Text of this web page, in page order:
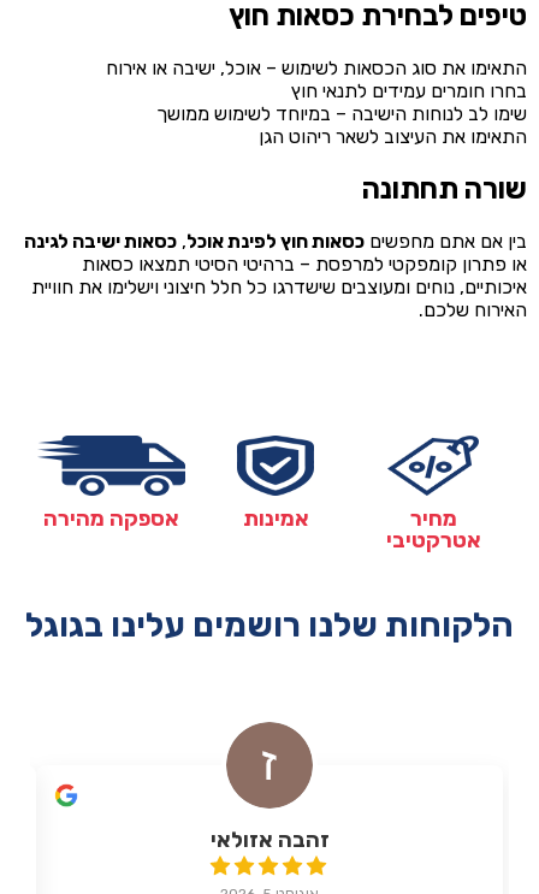
טיפים לבחירת כסאות חוץ
התאימו את סוג הכסאות לשימוש – אוכל, ישיבה או אירוח
בחרו חומרים עמידים לתנאי חוץ
שימו לב לנוחות הישיבה – במיוחד לשימוש ממושך
התאימו את העיצוב לשאר ריהוט הגן
שורה תחתונה
בין אם אתם מחפשים כסאות חוץ לפינת אוכל, כסאות ישיבה לגינה
או פתרון קומפקטי למרפסת – ברהיטי הסיטי תמצאו כסאות
איכותיים, נוחים ומעוצבים שישדרגו כל חלל חיצוני וישלימו את חוויית
האירוח שלכם.
מחיר
אטרקטיבי
אמינות אספקה מהירה
הלקוחות שלנו רושמים עלינו בגוגל
זהבה אזולאי